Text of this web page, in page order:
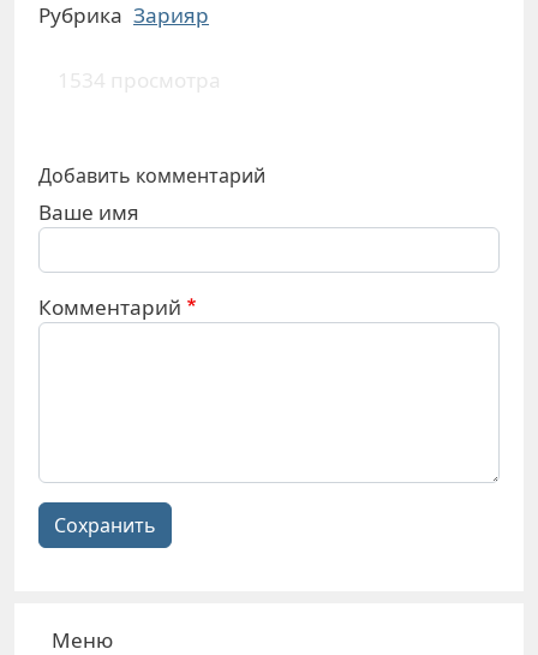
Рубрика Зарияр
1534 просмотра
Добавить комментарий
Ваше имя
Комментарий
Сохранить
Меню